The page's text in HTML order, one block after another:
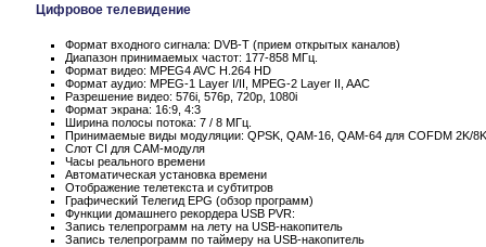
Цифровое телевидение
Формат входного сигнала: DVB-T (прием открытых каналов)
Диапазон принимаемых частот: 177-858 МГц.
Формат видео: MPEG4 AVC H.264 HD
Формат аудио: MPEG-1 Layer I/II, MPEG-2 Layer II, AAC
Разрешение видео: 576i, 576p, 720p, 1080i
Формат экрана: 16:9, 4:3
Ширина полосы потока: 7 / 8 МГц.
Принимаемые виды модуляции: QPSK, QAM-16, QAM-64 для COFDM 2K/8K
Слот CI для CAM-модуля
Часы реального времени
Автоматическая установка времени
Отображение телетекста и субтитров
Графический Телегид EPG (обзор программ)
Функции домашнего рекордера USB PVR:
Запись телепрограмм на лету на USB-накопитель
Запись телепрограмм по таймеру на USB-накопитель